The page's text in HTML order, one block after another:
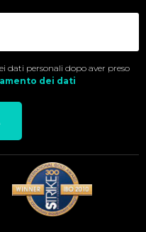
dati personali dopo aver preso
dei dati